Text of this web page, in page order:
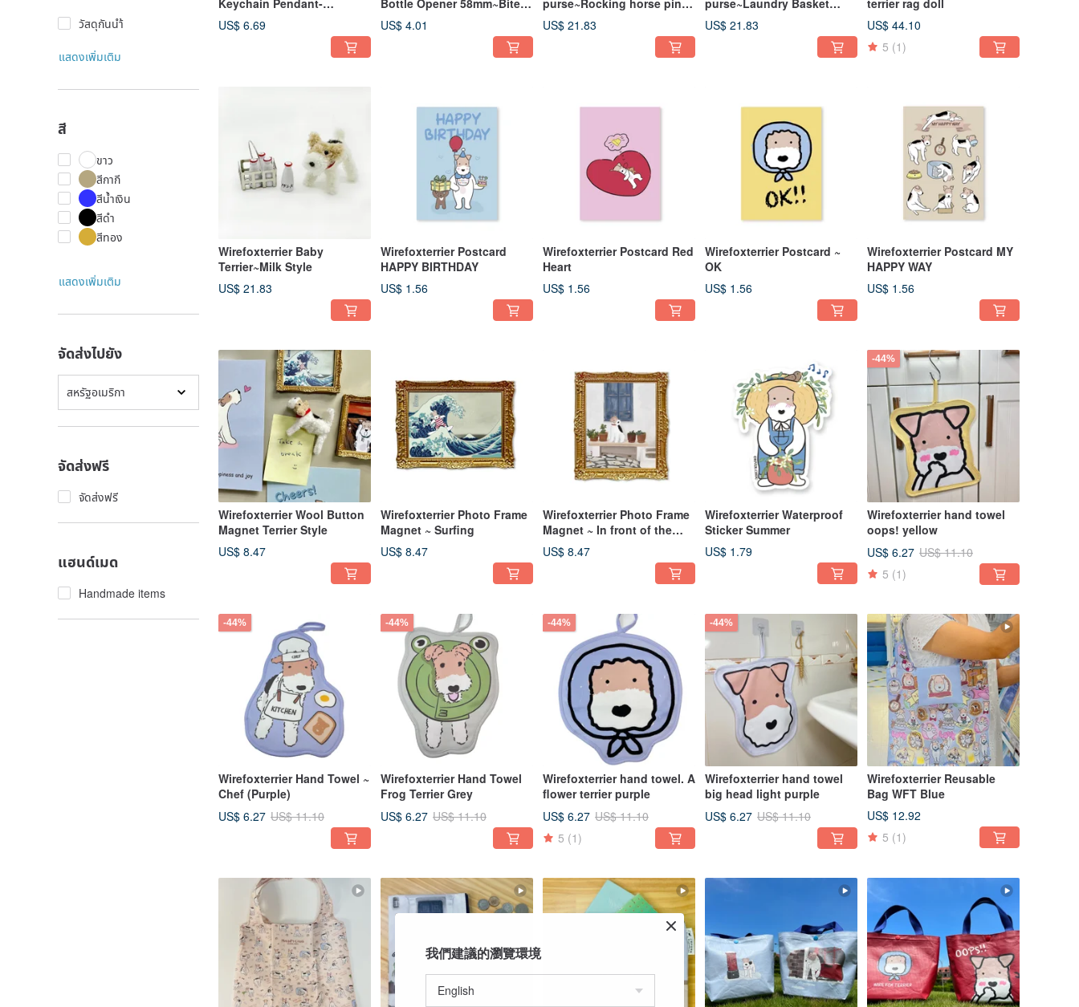
วัสดุกันนำ้
แสดงเพิ่มเติม
สี
ขาว
สีกากี
สีน้ำเงิน
สีดำ
สีทอง
แสดงเพิ่มเติม
จัดส่งไปยัง
สหรัฐอเมริกา
จัดส่งฟรี
จัดส่งฟรี
แฮนด์เมด
Handmade items
Keychain Pendant-
Standing
US$ 6.69
Bottle Opener 58mm~Bite
Doll (khaki)
US$ 4.01
purse~Rocking horse pink
orange
US$ 21.83
purse~Laundry Basket
Lake Blue
US$ 21.83
terrier rag doll
US$ 44.10
5 (1)
Wirefoxterrier Baby
Terrier~Milk Style
US$ 21.83
Wirefoxterrier Postcard
HAPPY BIRTHDAY
US$ 1.56
Wirefoxterrier Postcard Red
Heart
US$ 1.56
Wirefoxterrier Postcard ~
OK
US$ 1.56
Wirefoxterrier Postcard MY
HAPPY WAY
US$ 1.56
Wirefoxterrier Wool Button
Magnet Terrier Style
US$ 8.47
Wirefoxterrier Photo Frame
Magnet ~ Surfing
US$ 8.47
Wirefoxterrier Photo Frame
Magnet ~ In front of the
windowsill
US$ 8.47
Wirefoxterrier Waterproof
Sticker Summer
US$ 1.79
-44%
Wirefoxterrier hand towel
oops! yellow
US$ 6.27 US$ 11.10
5 (1)
-44%
Wirefoxterrier Hand Towel ~
Chef (Purple)
US$ 6.27 US$ 11.10
-44%
Wirefoxterrier Hand Towel
Frog Terrier Grey
US$ 6.27 US$ 11.10
-44%
Wirefoxterrier hand towel. A
flower terrier purple
US$ 6.27 US$ 11.10
5 (1)
-44%
Wirefoxterrier hand towel
big head light purple
US$ 6.27 US$ 11.10
Wirefoxterrier Reusable
Bag WFT Blue
US$ 12.92
5 (1)
我們建議的瀏覽環境